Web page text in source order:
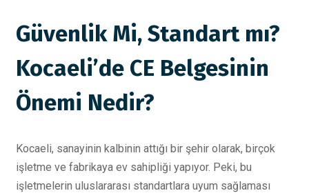
Güvenlik Mi, Standart mı?
Kocaeli’de CE Belgesinin
Önemi Nedir?
Kocaeli, sanayinin kalbinin attığı bir şehir olarak, birçok
işletme ve fabrikaya ev sahipliği yapıyor. Peki, bu
işletmelerin uluslararası standartlara uyum sağlaması